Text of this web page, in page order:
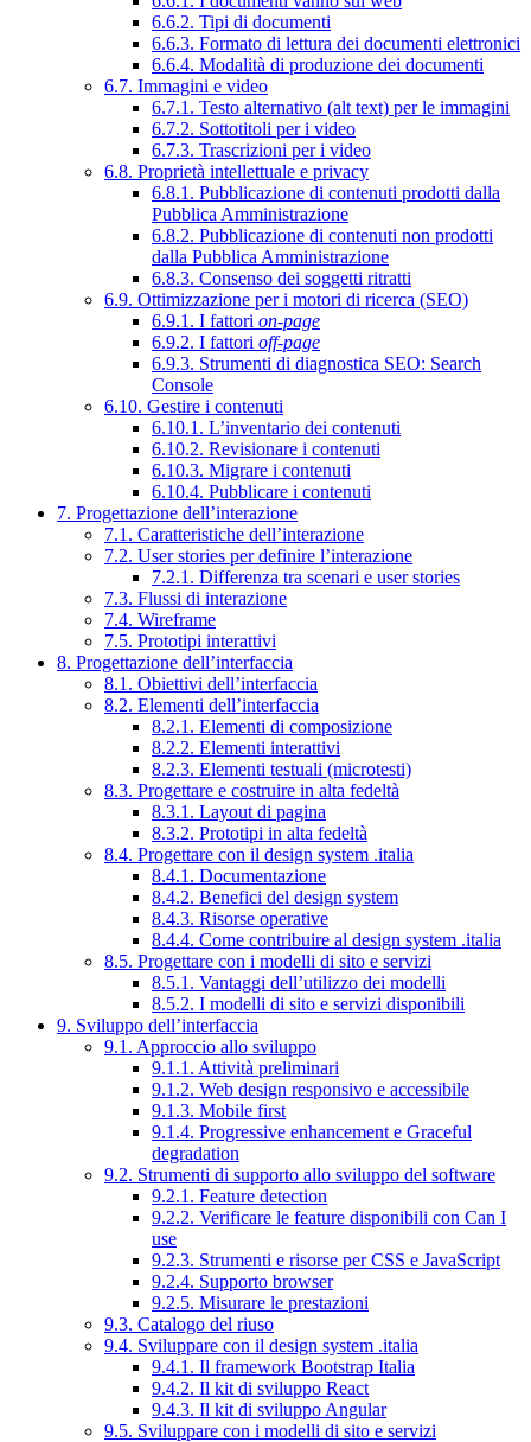
6.6.2. Tipi di documenti
6.6.3. Formato di lettura dei documenti elettronici
6.6.4. Modalità di produzione dei documenti
6.7. Immagini e video
6.7.1. Testo alternativo (alt text) per le immagini
6.7.2. Sottotitoli per i video
6.7.3. Trascrizioni per i video
6.8. Proprietà intellettuale e privacy
6.8.1. Pubblicazione di contenuti prodotti dalla
Pubblica Amministrazione
6.8.2. Pubblicazione di contenuti non prodotti
dalla Pubblica Amministrazione
6.8.3. Consenso dei soggetti ritratti
6.9. Ottimizzazione per i motori di ricerca (SEO)
6.9.1. I fattori on-page
6.9.2. I fattori off-page
6.9.3. Strumenti di diagnostica SEO: Search
Console
6.10. Gestire i contenuti
6.10.1. L’inventario dei contenuti
6.10.2. Revisionare i contenuti
6.10.3. Migrare i contenuti
6.10.4. Pubblicare i contenuti
7. Progettazione dell’interazione
7.1. Caratteristiche dell’interazione
7.2. User stories per definire l’interazione
7.2.1. Differenza tra scenari e user stories
7.3. Flussi di interazione
7.4. Wireframe
7.5. Prototipi interattivi
8. Progettazione dell’interfaccia
8.1. Obiettivi dell’interfaccia
8.2. Elementi dell’interfaccia
8.2.1. Elementi di composizione
8.2.2. Elementi interattivi
8.2.3. Elementi testuali (microtesti)
8.3. Progettare e costruire in alta fedeltà
8.3.1. Layout di pagina
8.3.2. Prototipi in alta fedeltà
8.4. Progettare con il design system .italia
8.4.1. Documentazione
8.4.2. Benefici del design system
8.4.3. Risorse operative
8.4.4. Come contribuire al design system .italia
8.5. Progettare con i modelli di sito e servizi
8.5.1. Vantaggi dell’utilizzo dei modelli
8.5.2. I modelli di sito e servizi disponibili
9. Sviluppo dell’interfaccia
9.1. Approccio allo sviluppo
9.1.1. Attività preliminari
9.1.2. Web design responsivo e accessibile
9.1.3. Mobile first
9.1.4. Progressive enhancement e Graceful
degradation
9.2. Strumenti di supporto allo sviluppo del software
9.2.1. Feature detection
9.2.2. Verificare le feature disponibili con Can I
use
9.2.3. Strumenti e risorse per CSS e JavaScript
9.2.4. Supporto browser
9.2.5. Misurare le prestazioni
9.3. Catalogo del riuso
9.4. Sviluppare con il design system .italia
9.4.1. Il framework Bootstrap Italia
9.4.2. Il kit di sviluppo React
9.4.3. Il kit di sviluppo Angular
9.5. Sviluppare con i modelli di sito e servizi